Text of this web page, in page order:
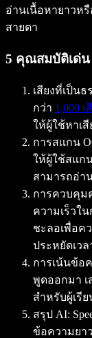
อ่านเนื้อหายาวห
สายตา
5 คุณสมบัติเด่น
เสียงที่เป็นธ
กว่า 1,000 เ
ให้ผู้ใช้หาเ
การสแกน
ให้ผู้ใช้สแก
สามารถอ่า
การควบคุม
ความเร็วใ
ชะลอเพื่อค
ประหยัดเวล
การเน้นข้อ
พูดออกมา เ
สำหรับผู้เรี
สรุป AI:
ข้อความยา